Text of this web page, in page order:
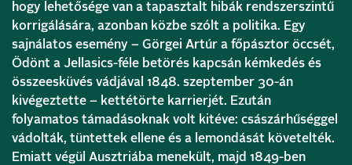
hogy lehetősége van a tapasztalt hibák rendszerszintű
korrigálására, azonban közbe szólt a politika. Egy
sajnálatos esemény – Görgei Artúr a főpásztor öccsét,
Ödönt a Jellasics-féle betörés kapcsán kémkedés és
összeesküvés vádjával 1848. szeptember 30-án
kivégeztette – kettétörte karrierjét. Ezután
folyamatos támadásoknak volt kitéve: császárhűséggel
vádolták, tüntettek ellene és a lemondását követelték.
Emiatt végül Ausztriába menekült, majd 1849-ben